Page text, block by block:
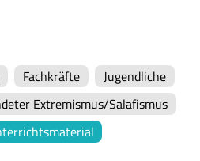
Fachkräfte
Jugendliche
Extremismus/Salafismus